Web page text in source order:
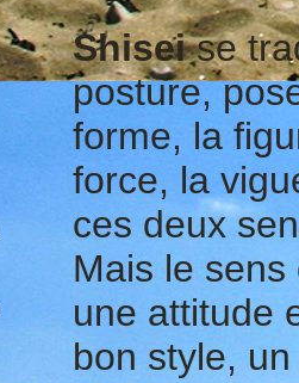
Shiseise
posture,
forme, la
force, la
ces deux
Mais le
une attitude
bon style,